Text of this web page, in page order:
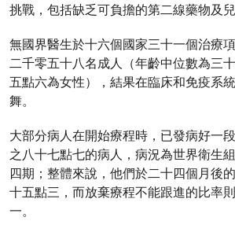
挑戰，包括缺乏可負擔的第二線藥物及兒
無國界醫生於十六個國家三十一個治療
二千零五十八名成人（年齡中位數為三
五點六為女性），結果在臨床和免疫系
舞。
大部分病人在開始療程時，已發病好一
之八十七點七的病人，病況為世界衛生
四期；整體來說，他們於二十四個月後
十五點三，而放棄療程不能跟進的比率
一。